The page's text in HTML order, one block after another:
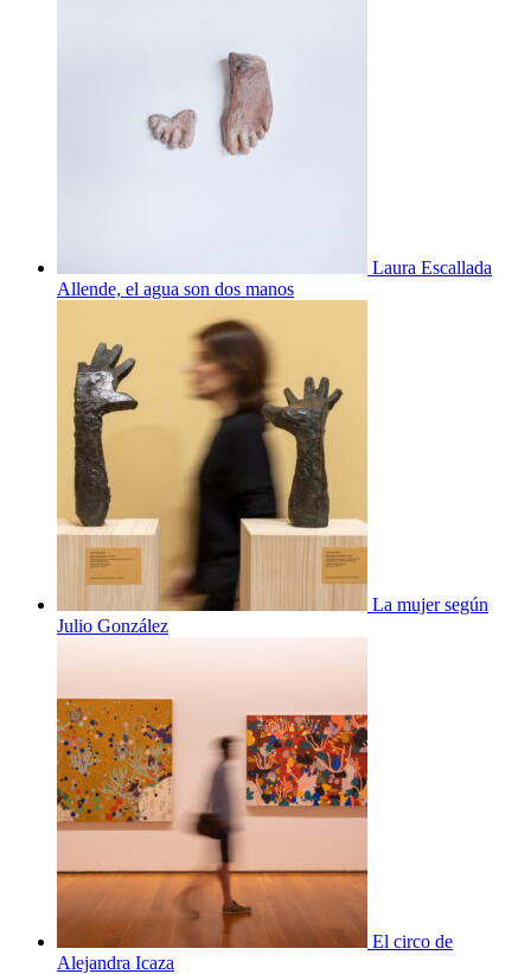
Laura Escallada
Allende, el agua son dos manos
La mujer según
Julio González
El circo de
Alejandra Icaza